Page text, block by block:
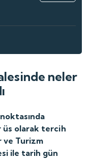
neler
üs olarak tercih
ve Turizm
ile tarih gün